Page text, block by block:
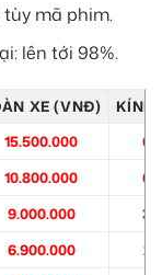
tùy mã phim.
lên tới 98%.
XE (VNĐ) KÍNH
15.500.000
10.800.000
9.000.000
6.900.000